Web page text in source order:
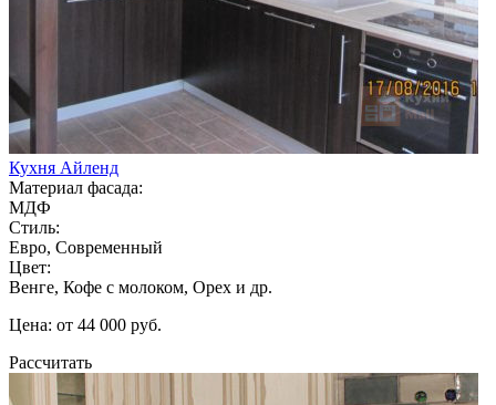
Кухня Айленд
Материал фасада:
МДФ
Стиль:
Евро, Современный
Цвет:
Венге, Кофе с молоком, Орех и др.
Цена: от 44 000 руб.
Рассчитать